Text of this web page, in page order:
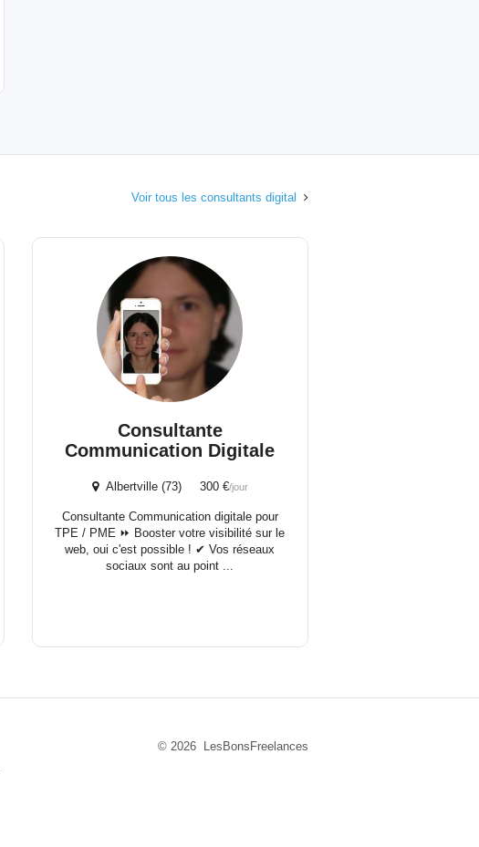
Voir tous les consultants digital
Consultante
Communication Digitale
Albertville (73) 300 €/jour
Consultante Communication digitale pour
TPE / PME ⏩ Booster votre visibilité sur le
web, oui c'est possible ! ✔ Vos réseaux
sociaux sont au point ...
© 2026 LesBonsFreelances